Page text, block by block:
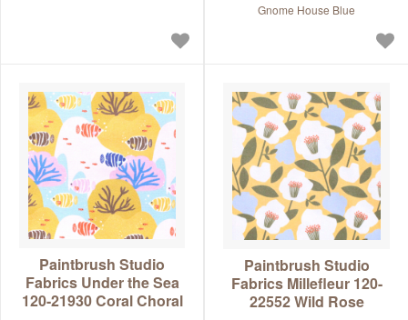
Gnome House Blue
Paintbrush Studio
Fabrics Under the Sea
120-21930 Coral Choral
Paintbrush Studio
Fabrics Millefleur 120-
22552 Wild Rose